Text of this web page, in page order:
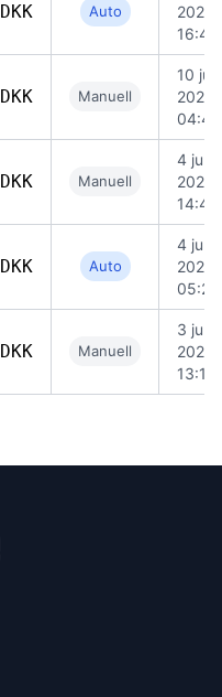
Auto
2026
16:40
Manuell
10 juni
2026
04:43
Manuell
4 juni
2026
14:43
Auto
4 juni
2026
05:28
Manuell
3 juni
2026
13:19